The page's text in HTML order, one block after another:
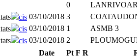
0
cis 03/10/2018 3
cis 03/10/2018 1 ASMB 3
cis 03/10/2018 2
Date Pt F R